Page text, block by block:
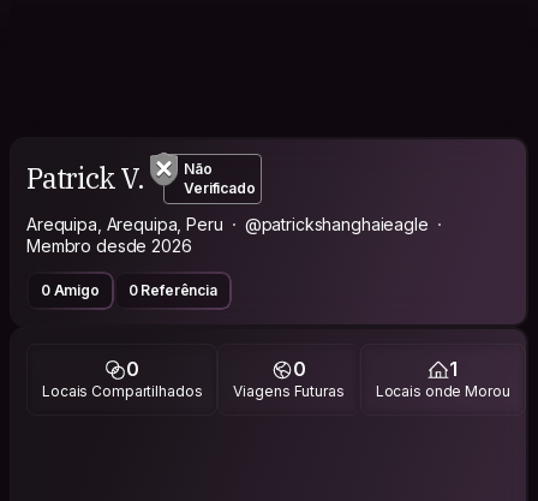
Patrick V.
Não
Verificado
Arequipa, Arequipa, Peru
@patrickshanghaieagle
Membro desde 2026
0 Amigo 0 Referência
0
Locais Compartilhados
0
Viagens Futuras
1
Locais onde Morou